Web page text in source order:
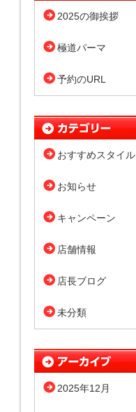
2025の御挨拶
極道パーマ
予約のURL
おすすめスタイル
お知らせ
キャンペーン
店舗情報
店長ブログ
未分類
2025年12月